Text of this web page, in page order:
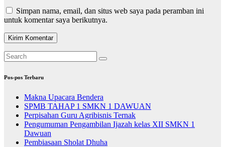
Simpan nama, email, dan situs web saya pada peramban ini
untuk komentar saya berikutnya.
Pos-pos Terbaru
Makna Upacara Bendera
SPMB TAHAP 1 SMKN 1 DAWUAN
Perpisahan Guru Agribisnis Ternak
Pengumuman Pengambilan Ijazah kelas XII SMKN 1
Dawuan
Pembiasaan Sholat Dhuha